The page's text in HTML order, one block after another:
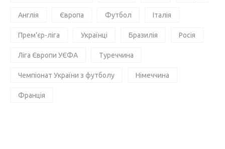
Англія Європа Футбол Італія
Прем'єр-ліга Українці Бразилія Росія
Ліга Європи УЄФА Туреччина
Чемпіонат України з футболу Німеччина
Франція